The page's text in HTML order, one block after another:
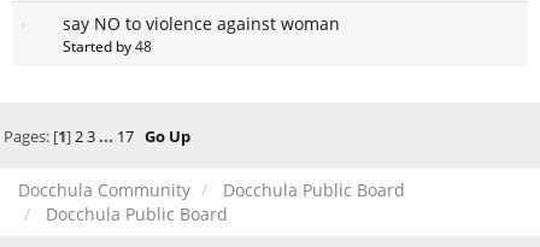
say NO to violence against woman
Started by48
Pages: [1]2 3 ... 17 Go Up
Docchula Community
Docchula Public Board
Docchula Public Board